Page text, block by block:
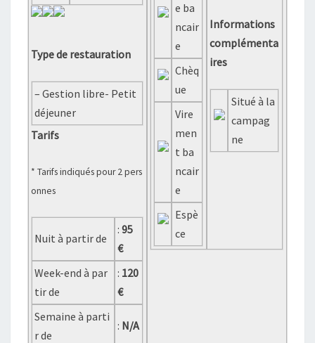
Type de restauration
– Gestion libre- Petit
déjeuner
Tarifs
* Tarifs indiqués pour 2 pers
onnes
Nuit à partir de
:95
€
Week-end à par
tir de
: 120
€
Semaine à parti
r de
: N/A
e ba
ncair
e
Chèq
ue
Vire
men
t ba
ncair
e
Espè
ce
Informations
complémenta
ires
Situé à la
campag
ne